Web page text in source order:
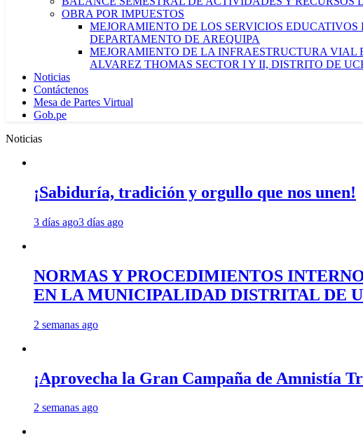
OBRA POR IMPUESTOS
MEJORAMIENTO DE LOS SERVICIOS
DEPARTAMENTO DE AREQUIPA
MEJORAMIENTO DE LA INFRAESTRUCTURA
ALVAREZ THOMAS SECTOR I Y II, DISTRITO DE
Noticias
Contáctenos
Mesa de Partes Virtual
Gob.pe
Noticias
¡Sabiduría, tradición y orgullo que nos unen!
3 días ago3 días ago
NORMAS Y PROCEDIMIENTOS
EN LA MUNICIPALIDAD DISTRITAL DE
2 semanas ago
¡Aprovecha la Gran Campaña de Amnistía
2 semanas ago